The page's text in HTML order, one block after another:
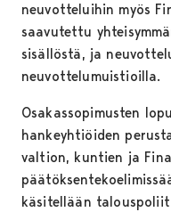
neuvotteluihin myös
saavutettu
sisällöstä, ja
neuvottelumuistioilla.
Osakassopimusten
hankeyhtiöiden
valtion, kuntien ja
käsitellään